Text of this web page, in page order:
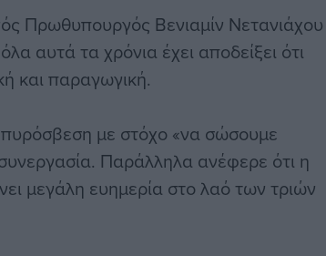
Πρωθυπουργός Βενιαμίν Νετανιάχου
αυτά τα χρόνια έχει αποδείξει ότι
και παραγωγική.
με στόχο «να σώσουμε
Παράλληλα ανέφερε ότι η
μεγάλη ευημερία στο λαό των τριών